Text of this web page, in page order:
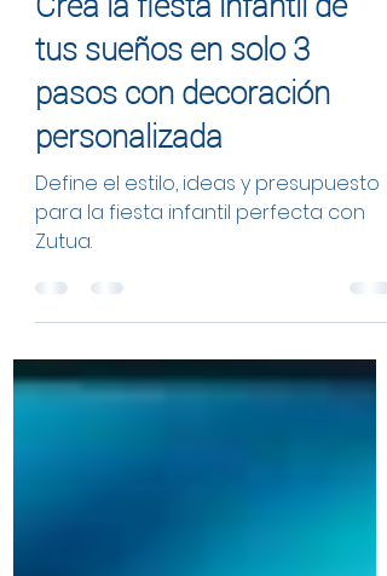
Crea la fiesta infantil de
tus sueños en solo 3
pasos con decoración
personalizada
para la fiesta infantil perfecta con
Zutua.